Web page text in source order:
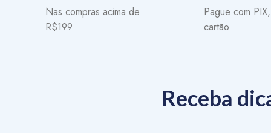
e suave ao toque.
Por fim, nosso
hidrata a barba
Nas compras acima de
R$199
Pague com
cartão
Receba